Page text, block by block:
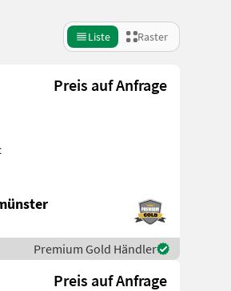
Liste Raster
Preis auf Anfrage
Premium Gold Händler
Preis auf Anfrage